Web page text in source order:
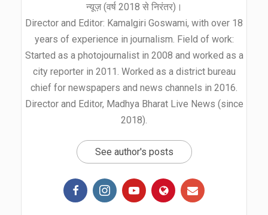
न्यूज़ (वर्ष 2018 से निरंतर)।
Director and Editor: Kamalgiri Goswami, with over 18
years of experience in journalism. Field of work:
Started as a photojournalist in 2008 and worked as a
city reporter in 2011. Worked as a district bureau
chief for newspapers and news channels in 2016.
Director and Editor, Madhya Bharat Live News (since
2018).
See author's posts